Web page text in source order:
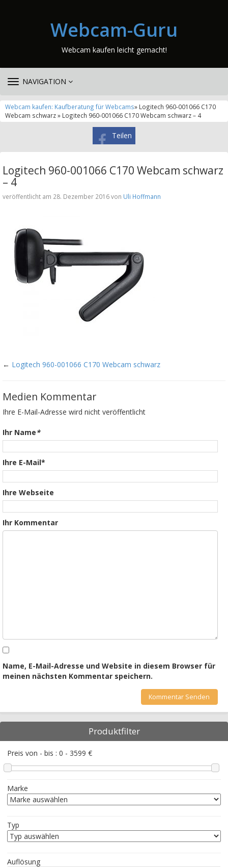
Webcam-Guru
Webcam kaufen leicht gemacht!
TOGGLE
NAVIGATION
Webcam kaufen: Kaufberatung für Webcams» Logitech 960-001066 C170
Webcam schwarz » Logitech 960-001066 C170 Webcam schwarz – 4
Teilen
Logitech 960-001066 C170 Webcam schwarz
– 4
veröffentlicht am 28. Dezember 2016 von Uli Hoffmann
← Logitech 960-001066 C170 Webcam schwarz
Medien Kommentar
Ihre E-Mail-Adresse wird nicht veröffentlicht
Ihr Name*
Ihre E-Mail*
Ihre Webseite
Ihr Kommentar
Name, E-Mail-Adresse und Website in diesem Browser für
meinen nächsten Kommentar speichern.
Produktfilter
Preis von - bis : 0 - 3599 €
Marke
Typ
Auflösung